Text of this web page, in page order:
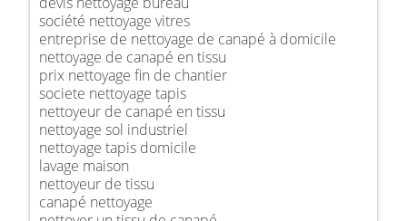
société nettoyage vitres
entreprise de nettoyage de canapé à domicile
nettoyage de canapé en tissu
prix nettoyage fin de chantier
societe nettoyage tapis
nettoyeur de canapé en tissu
nettoyage sol industriel
nettoyage tapis domicile
lavage maison
nettoyeur de tissu
canapé nettoyage